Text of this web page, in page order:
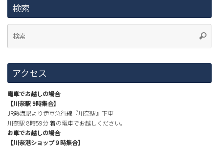
検索
アクセス
電車でお越しの場合
【川奈駅 9時集合】
JR熱海駅より伊豆急行線『川奈駅』下車
川奈駅 8時59分 着の電車でお越しください。
お車でお越しの場合
【川奈港ショップ９時集合】